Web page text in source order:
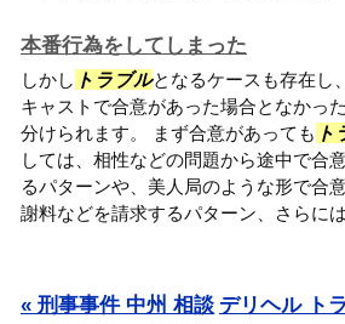
本番行為をしてしまった
しかし トラブルとなるケースも存在し
キャストで合意があった場合となかっ
分けられます。 まず合意があっても ト
しては、相性などの問題から途中で合
るパターンや、美人局のような形で合
謝料などを請求するパターン、さらに
« 刑事事件 中州 相談 デリヘル ト